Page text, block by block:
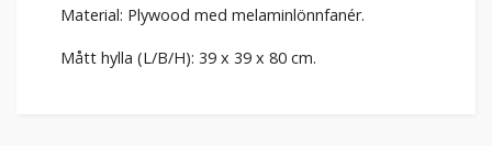
Material: Plywood med melaminlönnfanér.
Mått hylla (L/B/H): 39 x 39 x 80 cm.